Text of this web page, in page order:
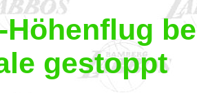
Höhenflug
gestoppt